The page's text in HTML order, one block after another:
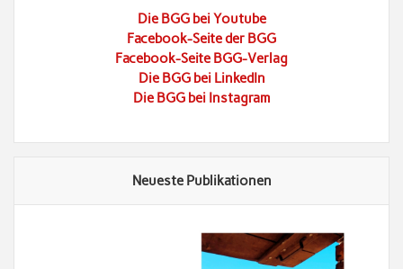
Die BGG bei Youtube
Facebook-Seite der BGG
Facebook-Seite BGG-Verlag
Die BGG bei LinkedIn
Die BGG bei Instagram
Neueste Publikationen